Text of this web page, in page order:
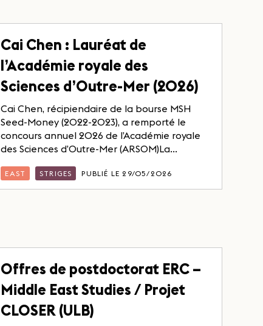
Cai Chen : Lauréat de
l’Académie royale des
Sciences d’Outre-Mer (2026)
Cai Chen, récipiendaire de la bourse MSH
Seed-Money (2022-2023), a remporté le
concours annuel 2026 de l’Académie royale
des Sciences d’Outre-Mer (ARSOM)La...
EAST STRIGES PUBLIÉ LE 29/05/2026
Offres de postdoctorat ERC –
Middle East Studies / Projet
CLOSER (ULB)